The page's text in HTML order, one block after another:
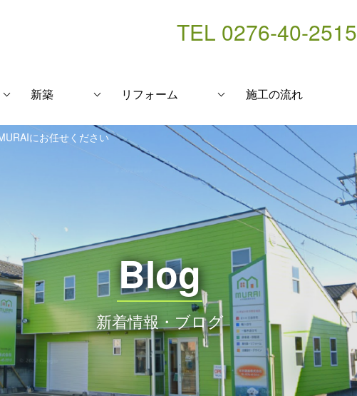
TEL 0276-40-2515
新築 リフォーム 施工の流れ
にお任せください
Blog
新着情報・ブログ